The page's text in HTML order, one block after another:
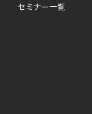
セミナー一覧